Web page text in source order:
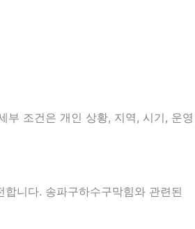
조건은 개인 상황, 지역, 시기, 운영
니다. 송파구하수구막힘와 관련된